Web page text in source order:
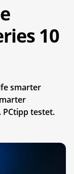
10
smarter
testet.